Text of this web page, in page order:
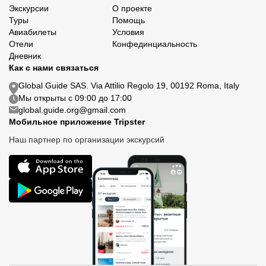
Экскурсии
Туры
Авиабилеты
Отели
Дневник
О проекте
Помощь
Условия
Конфединциальность
Как с нами связаться
Global Guide SAS. Via Attilio Regolo 19, 00192 Roma, Italy
Мы открыты с 09:00 до 17:00
global.guide.org@gmail.com
Мобильное приложение Tripster
Наш партнер по организации экскурсий